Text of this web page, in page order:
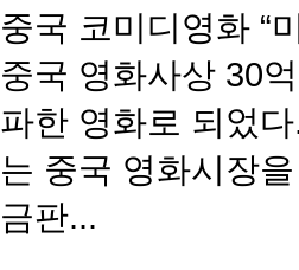
중국 코미디영화 “
중국 영화사상 30
파한 영화로 되었
는 중국 영화시장
금판...